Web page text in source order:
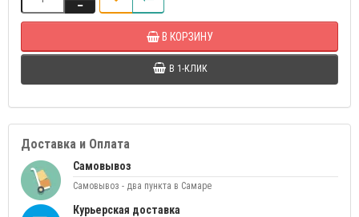
В КОРЗИНУ
В 1-КЛИК
Доставка и Оплата
Самовывоз
Самовывоз - два пункта в Самаре
Курьерская доставка